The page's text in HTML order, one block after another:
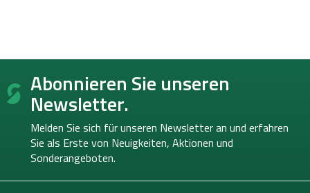
F
ß Abonnieren Sie unseren
Newsletter.
Melden Sie sich für unseren Newsletter an und erfahren
Sie als Erste von Neuigkeiten, Aktionen und
Sonderangeboten.